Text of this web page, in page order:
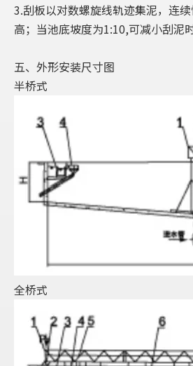
3.刮板以对数螺旋线轨迹集泥，连
高；当池底坡度为1:10,可减小刮泥
五、外形安装尺寸图
半桥式
全桥式